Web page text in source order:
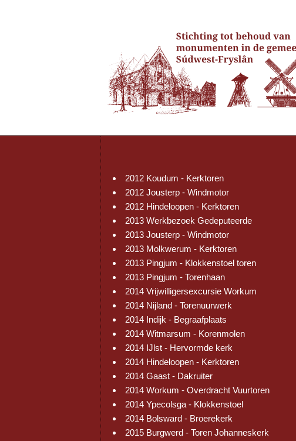
2012 Koudum - Kerktoren
2012 Jousterp - Windmotor
2012 Hindeloopen - Kerktoren
2013 Werkbezoek Gedeputeerde
2013 Jousterp - Windmotor
2013 Molkwerum - Kerktoren
2013 Pingjum - Klokkenstoel toren
2013 Pingjum - Torenhaan
2014 Vrijwilligersexcursie Workum
2014 Nijland - Torenuurwerk
2014 Indijk - Begraafplaats
2014 Witmarsum - Korenmolen
2014 IJlst - Hervormde kerk
2014 Hindeloopen - Kerktoren
2014 Gaast - Dakruiter
2014 Workum - Overdracht Vuurtoren
2014 Ypecolsga - Klokkenstoel
2014 Bolsward - Broerekerk
2015 Burgwerd - Toren Johanneskerk